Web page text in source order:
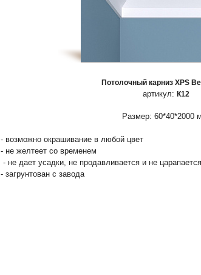
Потолочный карниз XPS
артикул: К12
Размер: 60*40*2000
- возможно окрашивание в любой цвет
- не желтеет со временем
- не дает усадки, не продавливается и не царапается
- загрунтован с завода